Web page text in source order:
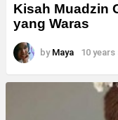
Kisah Muadzin
yang Waras
by Maya 10 years